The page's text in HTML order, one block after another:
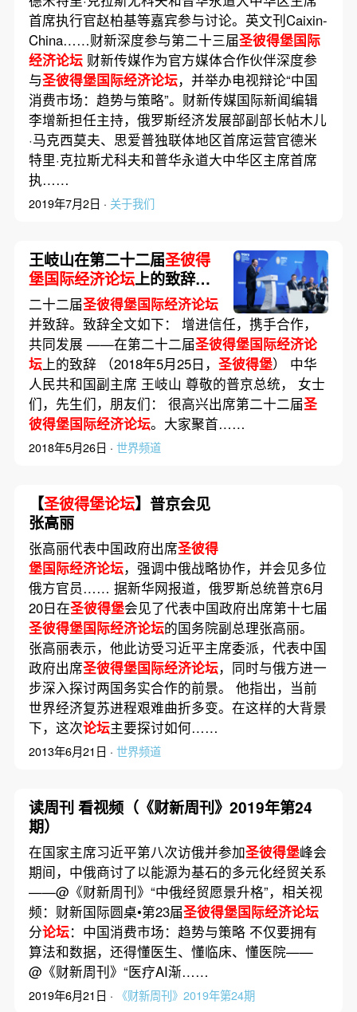
首席执行官赵柏基等嘉宾参与讨论。英文刊Caixin-
China……财新深度参与第二十三届圣彼得堡国际
经济论坛财新传媒作为官方媒体合作伙伴深度参
与圣彼得堡国际经济论坛，并举办电视辩论“中国
消费市场：趋势与策略”。财新传媒国际新闻编辑
李增新担任主持，俄罗斯经济发展部副部长帖木儿
·马克西莫夫、思爱普独联体地区首席运营官德米
特里·克拉斯尤科夫和普华永道大中华区主席首席
执……
2019年7月2日 · 关于我们
王岐山在第二十二届圣彼得
堡国际经济论坛上的致辞
（全文）
二十二届圣彼得堡国际经济论坛
并致辞。致辞全文如下： 增进信任，携手合作，
共同发展 ——在第二十二届圣彼得堡国际经济论
坛上的致辞 （2018年5月25日， 圣彼得堡） 中华
人民共和国副主席 王岐山 尊敬的普京总统， 女士
们，先生们，朋友们： 很高兴出席第二十二届圣
彼得堡国际经济论坛。大家聚首……
2018年5月26日 · 世界频道
【圣彼得堡论坛】普京会见
张高丽
张高丽代表中国政府出席圣彼得
堡国际经济论坛，强调中俄战略协作，并会见多位
俄方官员…… 据新华网报道，俄罗斯总统普京6月
20日在圣彼得堡会见了代表中国政府出席第十七届
圣彼得堡国际经济论坛的国务院副总理张高丽。
张高丽表示，他此访受习近平主席委派，代表中国
政府出席圣彼得堡国际经济论坛，同时与俄方进一
步深入探讨两国务实合作的前景。 他指出，当前
世界经济复苏进程艰难曲折多变。在这样的大背景
下，这次论坛主要探讨如何……
2013年6月21日 · 世界频道
读周刊 看视频（《财新周刊》2019年第24
期）
在国家主席习近平第八次访俄并参加圣彼得堡峰会
期间，中俄商讨了以能源为基石的多元化经贸关系
——@《财新周刊》“中俄经贸愿景升格”，相关视
频：财新国际圆桌•第23届圣彼得堡国际经济论坛
分论坛：中国消费市场：趋势与策略 不仅要拥有
算法和数据，还得懂医生、懂临床、懂医院——
@《财新周刊》“医疗AI渐……
2019年6月21日 · 《财新周刊》2019年第24期